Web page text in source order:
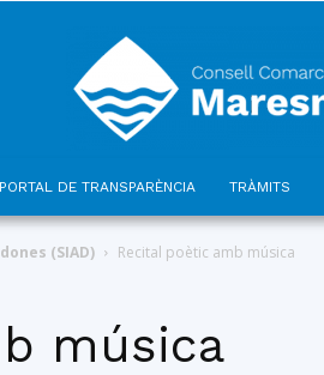
PORTAL DE TRANSPARÈNCIA TRÀMITS
(SIAD) Recital poètic amb música
música